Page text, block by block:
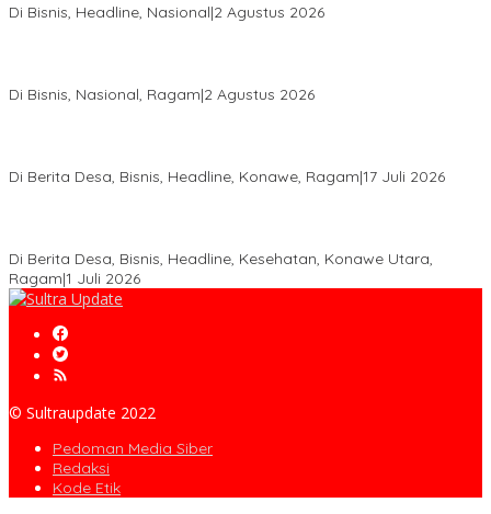
Di Bisnis, Headline, Nasional|2 Agustus 2026
Di Bisnis, Nasional, Ragam|2 Agustus 2026
Di Berita Desa, Bisnis, Headline, Konawe, Ragam|17 Juli 2026
Di Berita Desa, Bisnis, Headline, Kesehatan, Konawe Utara,
Ragam|1 Juli 2026
© Sultraupdate 2022
Pedoman Media Siber
Redaksi
Kode Etik